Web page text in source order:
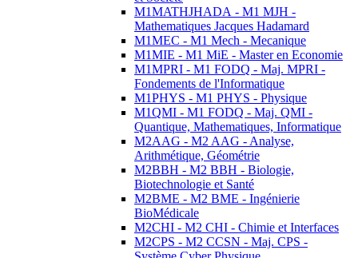
M1MATHJHADA - M1 MJH -
Mathematiques Jacques Hadamard
M1MEC - M1 Mech - Mecanique
M1MIE - M1 MiE - Master en Economie
M1MPRI - M1 FODQ - Maj. MPRI -
Fondements de l'Informatique
M1PHYS - M1 PHYS - Physique
M1QMI - M1 FODQ - Maj. QMI -
Quantique, Mathematiques, Informatique
M2AAG - M2 AAG - Analyse,
Arithmétique, Géométrie
M2BBH - M2 BBH - Biologie,
Biotechnologie et Santé
M2BME - M2 BME - Ingénierie
BioMédicale
M2CHI - M2 CHI - Chimie et Interfaces
M2CPS - M2 CCSN - Maj. CPS -